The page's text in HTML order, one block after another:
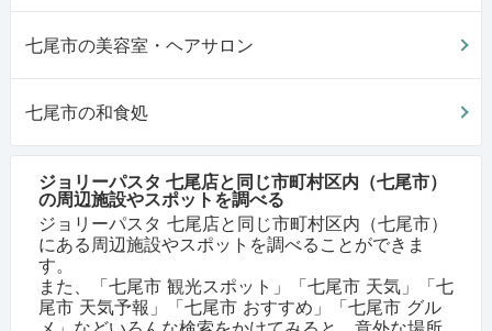
七尾市の美容室・ヘアサロン
七尾市の和食処
ジョリーパスタ 七尾店と同じ市町村区内（七尾市）
の周辺施設やスポットを調べる
ジョリーパスタ 七尾店と同じ市町村区内（七尾市）
にある周辺施設やスポットを調べることができま
す。
また、「七尾市 観光スポット」「七尾市 天気」「七
尾市 天気予報」「七尾市 おすすめ」「七尾市 グル